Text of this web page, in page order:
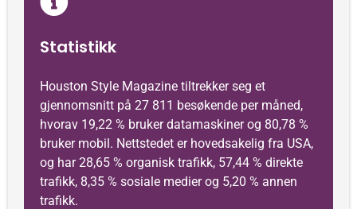
Statistikk
Houston Style Magazine tiltrekker seg et
gjennomsnitt på 27 811 besøkende per måned,
hvorav 19,22 % bruker datamaskiner og 80,78 %
bruker mobil. Nettstedet er hovedsakelig fra USA,
og har 28,65 % organisk trafikk, 57,44 % direkte
trafikk, 8,35 % sosiale medier og 5,20 % annen
trafikk.